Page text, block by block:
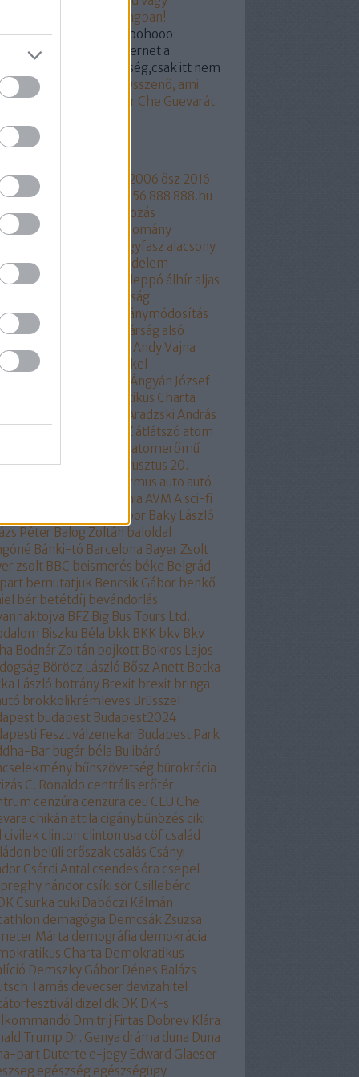
Segítünk a castingban!
@a nagy hohoohooo:
hülyegyerek az internet a
megfelelője féleség,csak itt nem
(2019.03.07. 15:18
Összenő, ami
Orbán Viktor Che Guevarát
2006 ősz 2016
2018 56 888 888.hu
Aczél Endre
adakozás
adomány
agyfasz alacsony
aláírásgyájtés
alapjovedelem
Aleppó álhír aljas
Alkotmánybíróság
alkotmánymódosítás
állampárt állampolgárság alsó
áltudomány
Andy Vajna
merkel
Angela Merkel
Ángyán József
Antidemokratikus Charta
Aradzski András
ÁSZ átlátszó atom
atomerőmű
Auchan
augusztus 20.
autizmus auto autó
autonómia AVM A sci-fi
Bakács Tibor Baky László
Péter Balog Zoltán baloldal
Bánki-tó Barcelona Bayer Zsolt
zsolt BBC beismerés béke Belgrád
bemutatjuk Bencsik Gábor benkő
bér betétdíj bevándorlás
BFZ Big Bus Tours Ltd.
Biszku Béla bkk BKK bkv Bkv
Bodnár Zoltán bojkott Bokros Lajos
Böröcz László Bősz Anett Botka
László botrány Brexit brexit bringa
brokkolikrémleves Brüsszel
budapest Budapest2024
Fesztiválzenekar Budapest Park
Bar bugár béla Bulibáró
bűnszövetség bürokrácia
C. Ronaldo centrális erőtér
cenzúra cenzura ceu CEU Che
chikán attila cigánybűnözés ciki
civilek clinton clinton usa cöf család
belüli erőszak csalás Csányi
Csárdi Antal csendes óra csepel
nándor csíki sör Csillebérc
Csurka cuki Dabóczi Kálmán
demagógia Demcsák Zsuzsa
Márta demográfia demokrácia
Charta Demokratikus
Demszky Gábor Dénes Balázs
Tamás devecser devizahitel
dizel dk DK DK-s
Dmitrij Firtas Dobrev Klára
Trump Dr. Genya dráma duna Duna
part Duterte e-jegy Edward Glaeser
egészség egészségügy